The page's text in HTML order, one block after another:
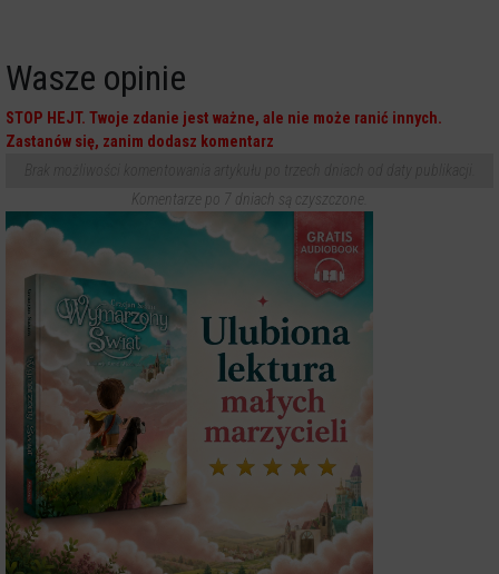
Wasze opinie
STOP HEJT. Twoje zdanie jest ważne, ale nie może ranić innych.
Zastanów się, zanim dodasz komentarz
Komentarze po 7 dniach są czyszczone.